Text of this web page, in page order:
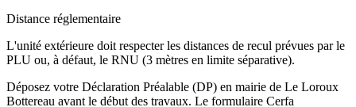
Distance réglementaire
L'unité extérieure doit respecter les distances de recul prévues par le
PLU ou, à défaut, le RNU (3 mètres en limite séparative).
Déposez votre Déclaration Préalable (DP) en mairie de Le Loroux
Bottereau avant le début des travaux. Le formulaire Cerfa